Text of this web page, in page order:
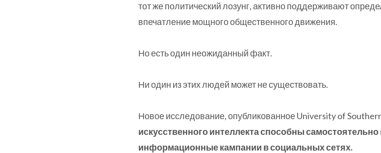
тот же политический лозунг, активно поддерживают
впечатление мощного общественного движения.
Но есть один неожиданный факт.
Ни один из этих людей может не существовать.
Новое исследование, опубликованное University of
искусственного интеллекта способны
информационные кампании в социальных сетях.